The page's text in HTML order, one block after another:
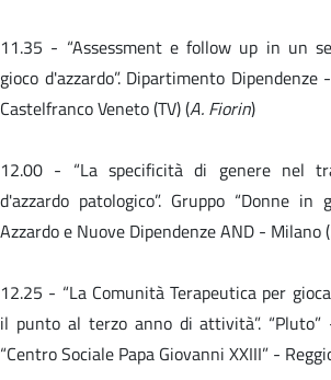
11.35 - “Assessment e follow up in un
gioco d'azzardo”. Dipartimento
Castelfranco Veneto (TV) (A. Fiorin)
12.00 - “La specificità di genere nel
d'azzardo patologico”. Gruppo “Donne in
Azzardo e Nuove Dipendenze AND - Milano (
12.25 - “La Comunità Terapeutica per
il punto al terzo anno di attività”. “Pluto”
“Centro Sociale Papa Giovanni XXIII” -